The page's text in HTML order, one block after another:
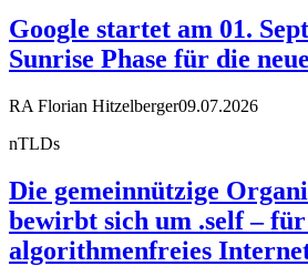
Google startet am 01.
Sunrise Phase für die
RA Florian Hitzelberger09.07.2026
nTLDs
Die gemeinnützige
bewirbt sich um .self –
algorithmenfreies